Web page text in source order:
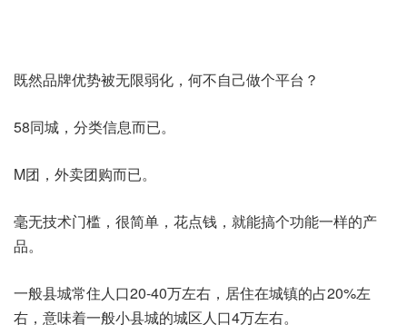
既然品牌优势被无限弱化，何不自己做个平台？
58同城，分类信息而已。
M团，外卖团购而已。
毫无技术门槛，很简单，花点钱，就能搞个功能一样的产
品。​
一般县城常住人口20-40万左右，居住在城镇的占20%左
右，意味着一般小县城的城区人口4万左右。